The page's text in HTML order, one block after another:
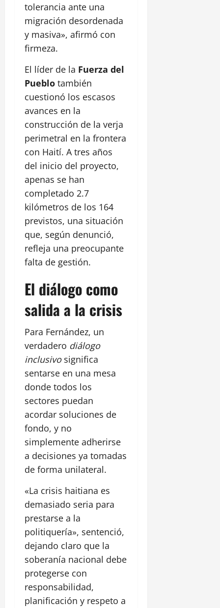
tolerancia ante una
migración desordenada
y masiva», afirmó con
firmeza.
El líder de la Fuerza del
Pueblo también
cuestionó los escasos
avances en la
construcción de la verja
perimetral en la frontera
con Haití. A tres años
del inicio del proyecto,
apenas se han
completado 2.7
kilómetros de los 164
previstos, una situación
que, según denunció,
refleja una preocupante
falta de gestión.
El diálogo como
salida a la crisis
Para Fernández, un
verdadero diálogo
inclusivosignifica
sentarse en una mesa
donde todos los
sectores puedan
acordar soluciones de
fondo, y no
simplemente adherirse
a decisiones ya tomadas
de forma unilateral.
«La crisis haitiana es
demasiado seria para
prestarse a la
politiquería», sentenció,
dejando claro que la
soberanía nacional debe
protegerse con
responsabilidad,
planificación y respeto a